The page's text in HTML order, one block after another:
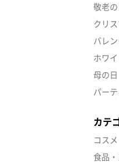
敬老の
クリ
バレ
ホワ
母の日
パー
カテ
コス
食品